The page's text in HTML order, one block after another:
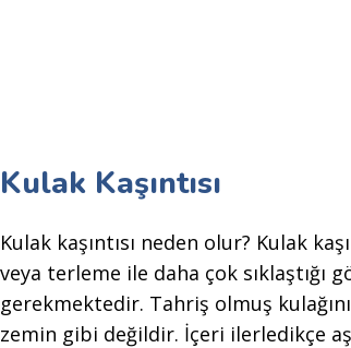
Kulak Kaşıntısı
Kulak kaşıntısı neden olur? Kulak
veya terleme ile daha çok sıklaştığı
gerekmektedir. Tahriş olmuş
zemin gibi değildir. İçeri ilerledikçe